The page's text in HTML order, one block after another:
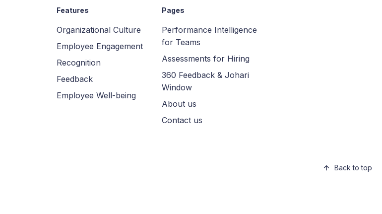
Features
Organizational Culture
Employee Engagement
Recognition
Feedback
Employee Well-being
Pages
Performance Intelligence
for Teams
Assessments for Hiring
360 Feedback & Johari
Window
About us
Contact us
Back to top